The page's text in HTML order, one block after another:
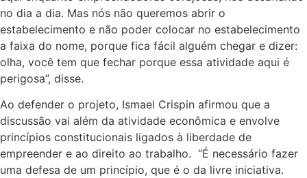
no dia a dia. Mas nós não queremos abrir o
estabelecimento e não poder colocar no estabelecimento
a faixa do nome, porque fica fácil alguém chegar e dizer:
olha, você tem que fechar porque essa atividade aqui é
perigosa”, disse.
Ao defender o projeto, Ismael Crispin afirmou que a
discussão vai além da atividade econômica e envolve
princípios constitucionais ligados à liberdade de
empreender e ao direito ao trabalho. “É necessário fazer
uma defesa de um princípio, que é o da livre iniciativa.